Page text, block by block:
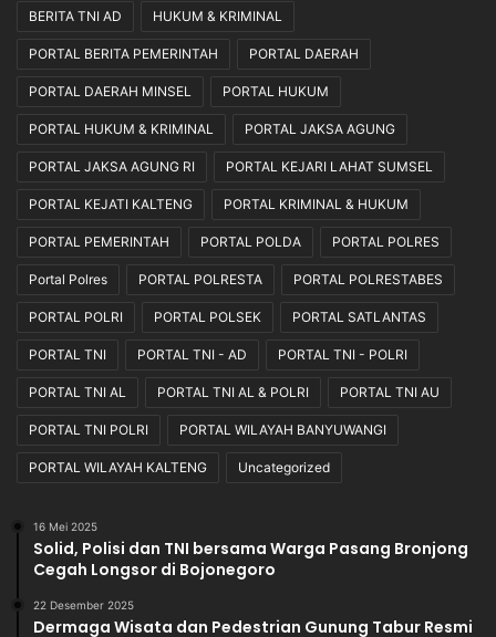
BERITA TNI AD HUKUM & KRIMINAL
PORTAL BERITA PEMERINTAH PORTAL DAERAH
PORTAL DAERAH MINSEL PORTAL HUKUM
PORTAL HUKUM & KRIMINAL PORTAL JAKSA AGUNG
PORTAL JAKSA AGUNG RI PORTAL KEJARI LAHAT SUMSEL
PORTAL KEJATI KALTENG PORTAL KRIMINAL & HUKUM
PORTAL PEMERINTAH PORTAL POLDA PORTAL POLRES
Portal Polres PORTAL POLRESTA PORTAL POLRESTABES
PORTAL POLRI PORTAL POLSEK PORTAL SATLANTAS
PORTAL TNI PORTAL TNI - AD PORTAL TNI - POLRI
PORTAL TNI AL PORTAL TNI AL & POLRI PORTAL TNI AU
PORTAL TNI POLRI PORTAL WILAYAH BANYUWANGI
PORTAL WILAYAH KALTENG Uncategorized
16 Mei 2025
Solid, Polisi dan TNI bersama Warga Pasang Bronjong
Cegah Longsor di Bojonegoro
22 Desember 2025
Dermaga Wisata dan Pedestrian Gunung Tabur Resmi